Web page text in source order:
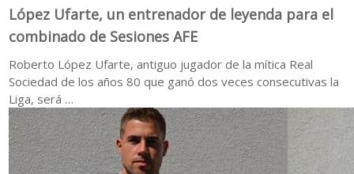
López Ufarte, un entrenador de leyenda para el
combinado de Sesiones AFE
Roberto López Ufarte, antiguo jugador de la mítica Real
Sociedad de los años 80 que ganó dos veces consecutivas la
Liga, será …